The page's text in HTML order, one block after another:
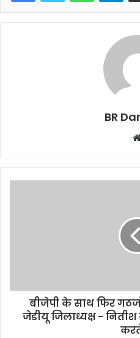
BR
बीजेपी के साथ फिर
जेडीयू जिलाध्यक्ष -